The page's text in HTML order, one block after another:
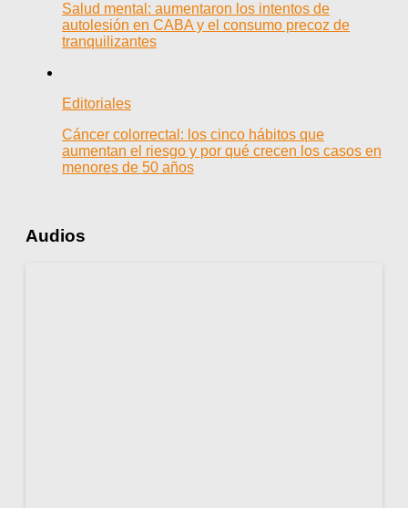
Salud mental: aumentaron los intentos de
autolesión en CABA y el consumo precoz de
tranquilizantes
Editoriales
Cáncer colorrectal: los cinco hábitos que
aumentan el riesgo y por qué crecen los casos en
menores de 50 años
Audios